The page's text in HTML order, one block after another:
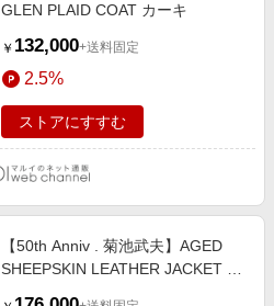
GLEN PLAID COAT カーキ
￥ 132,000+送料固定
2.5%
ストアにすすむ
【50th Anniv . 菊池武夫】AGED
SHEEPSKIN LEATHER JACKET ブ